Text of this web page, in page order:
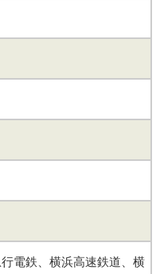
電鉄、横浜高速鉄道、横